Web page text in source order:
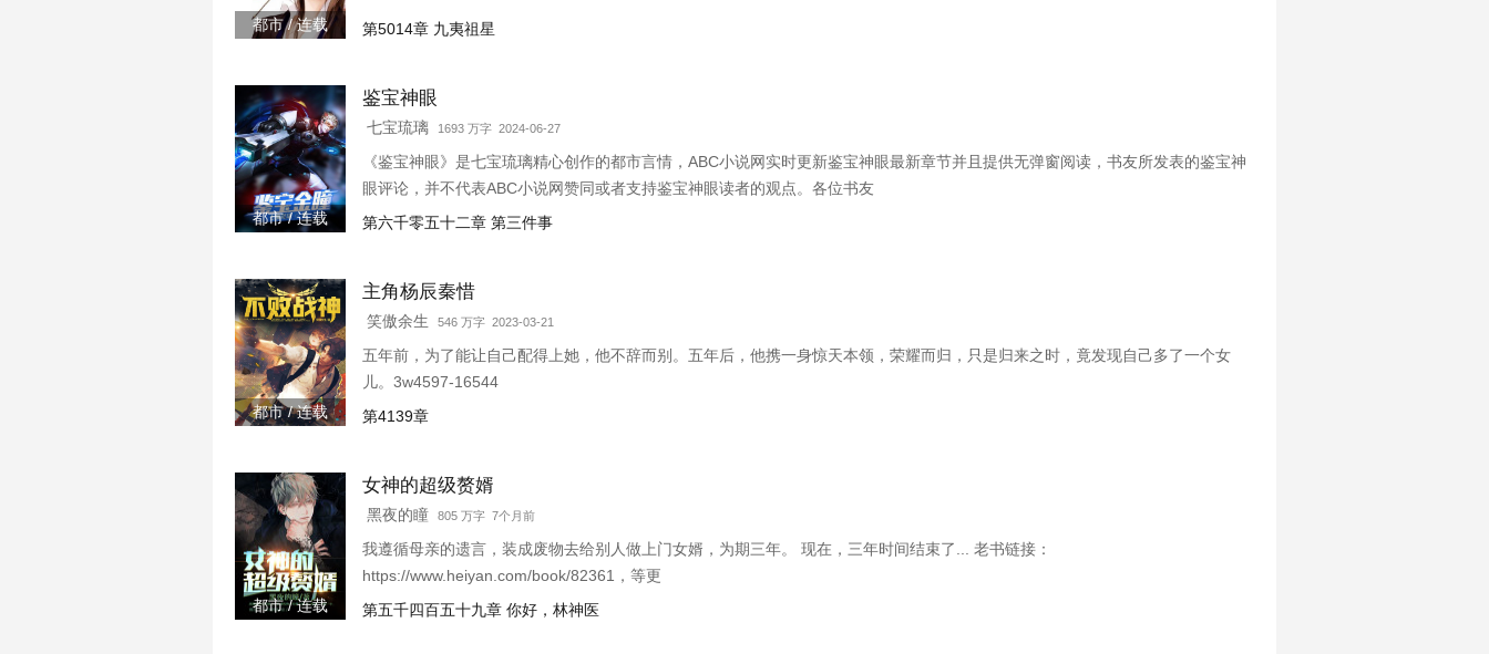
都市 / 连载 第5014章 九夷祖星
都市 / 连载
鉴宝神眼
七宝琉璃 1693 万字 2024-06-27
《鉴宝神眼》是七宝琉璃精心创作的都市言情，ABC小说网实时更新鉴宝神眼最新章节并且提供无弹窗阅读，书友所发表的鉴宝神
眼评论，并不代表ABC小说网赞同或者支持鉴宝神眼读者的观点。各位书友
第六千零五十二章 第三件事
都市 / 连载
主角杨辰秦惜
笑傲余生 546 万字 2023-03-21
五年前，为了能让自己配得上她，他不辞而别。五年后，他携一身惊天本领，荣耀而归，只是归来之时，竟发现自己多了一个女
儿。3w4597-16544
第4139章
都市 / 连载
女神的超级赘婿
黑夜的瞳 805 万字 7个月前
我遵循母亲的遗言，装成废物去给别人做上门女婿，为期三年。 现在，三年时间结束了... 老书链接：
https://www.heiyan.com/book/82361，等更
第五千四百五十九章 你好，林神医